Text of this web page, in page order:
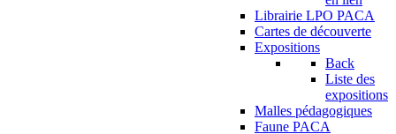
Librairie LPO PACA
Cartes de découverte
Expositions
Back
Liste des
expositions
Malles pédagogiques
Faune PACA